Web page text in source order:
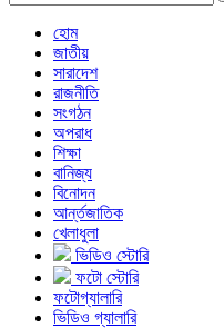
হোম
জাতীয়
সারাদেশ
রাজনীতি
সংগঠন
অপরাধ
শিক্ষা
বানিজ্য
বিনোদন
আর্ন্তজাতিক
খেলাধুলা
ভিডিও স্টোরি
ফটো স্টোরি
ফটোগ্যালারি
ভিডিও গ্যালারি